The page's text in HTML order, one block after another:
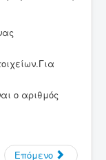
ο αριθμός
Επόμενο